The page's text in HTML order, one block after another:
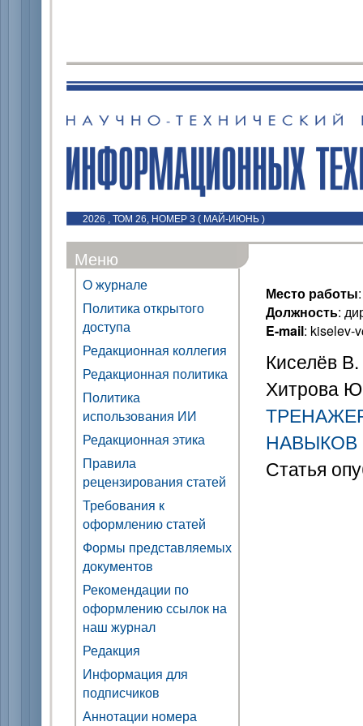
2026 , ТОМ 26, НОМЕР 3 ( МАЙ-ИЮНЬ )
Меню
О журнале
Политика открытого
доступа
Редакционная коллегия
Редакционная политика
Политика
использования ИИ
Редакционная этика
Правила
рецензирования статей
Требования к
оформлению статей
Формы представляемых
документов
Рекомендации по
оформлению ссылок на
наш журнал
Редакция
Информация для
подписчиков
Аннотации номера
Место работы
Должность:
E-mail: kiselev-
Киселёв
Хитрова
Статья